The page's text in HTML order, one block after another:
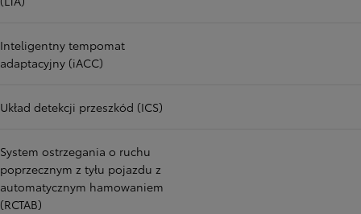
Inteligentny tempomat
adaptacyjny (iACC)
Układ detekcji przeszkód (ICS)
System ostrzegania o ruchu
poprzecznym z tyłu pojazdu z
automatycznym hamowaniem
(RCTAB)